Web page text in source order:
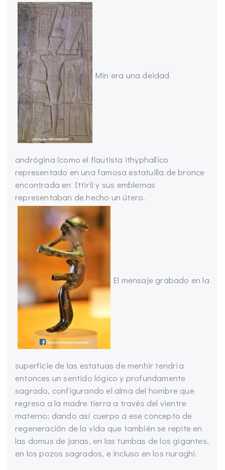
Min era una deidad
andrógina (como el flautista ithyphallico
representado en una famosa estatuilla de bronce
encontrada en Ittiri) y sus emblemas
representaban de hecho un útero.
El mensaje grabado en la
superficie de las estatuas de menhir tendría
entonces un sentido lógico y profundamente
sagrado, configurando el alma del hombre que
regresa a la madre tierra a través del vientre
materno; dando así cuerpo a ese concepto de
regeneración de la vida que también se repite en
las domus de janas, en las tumbas de los gigantes,
en los pozos sagrados, e incluso en los nuraghi.